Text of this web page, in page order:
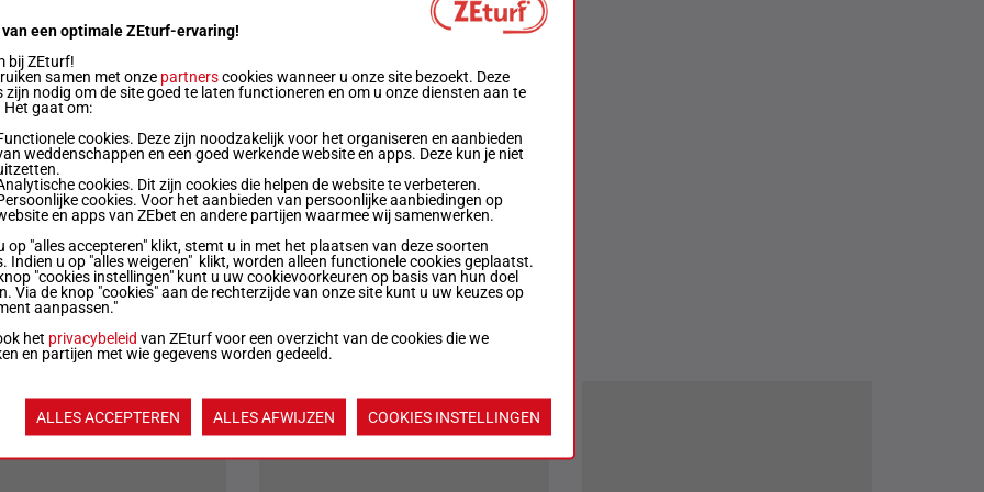
een optimale ZEturf-ervaring!
bij ZEturf!
samen met onze partnerscookies wanneer u onze site bezoekt. Deze
zijn nodig om de site goed te laten functioneren en om u onze diensten aan te
Het gaat om:
cookies. Deze zijn noodzakelijk voor het organiseren en aanbieden
weddenschappen en een goed werkende website en apps. Deze kun je niet
cookies. Dit zijn cookies die helpen de website te verbeteren.
cookies. Voor het aanbieden van persoonlijke aanbiedingen op
en apps van ZEbet en andere partijen waarmee wij samenwerken.
op "alles accepteren" klikt, stemt u in met het plaatsen van deze soorten
Indien u op "alles weigeren" klikt, worden alleen functionele cookies geplaatst.
"cookies instellingen" kunt u uw cookievoorkeuren op basis van hun doel
Via de knop "cookies" aan de rechterzijde van onze site kunt u uw keuzes op
aanpassen."
het privacybeleid van ZEturf voor een overzicht van de cookies die we
en partijen met wie gegevens worden gedeeld.
ALLES ACCEPTEREN ALLES AFWIJZEN COOKIES INSTELLINGEN